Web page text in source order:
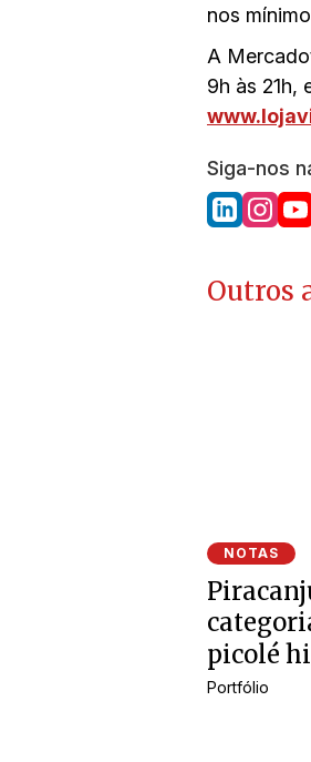
nos
A
9h às 21h,
Siga-nos
Outros
NOTAS
picolé
Portfólio